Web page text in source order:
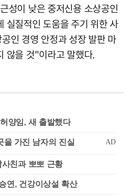
성이 낮은 중저신용 소상공인
실질적인 도움을 주기 위한 사
인 경영 안정과 성장 발판 마
않을 것"이라고 말했다.
양임, 새 출발했다
친과 뽀뽀 근황
연, 건강이상설 확산